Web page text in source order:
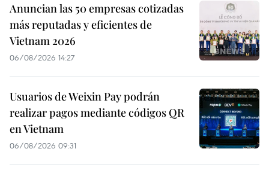
Anuncian las 50 empresas cotizadas
más reputadas y eficientes de
Vietnam 2026
06/08/2026 14:27
Usuarios de Weixin Pay podrán
realizar pagos mediante códigos QR
en Vietnam
06/08/2026 09:31